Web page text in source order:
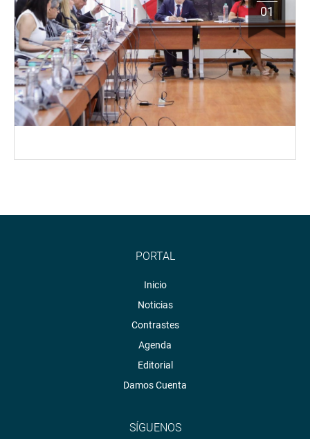
01
PORTAL
Inicio
Noticias
Contrastes
Agenda
Editorial
Damos Cuenta
SÍGUENOS